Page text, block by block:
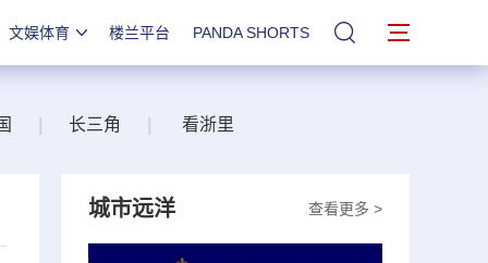
文娱体育 楼兰平台 PANDA SHORTS 站内搜索
长三角 看浙里
查看更多 >
城市远洋